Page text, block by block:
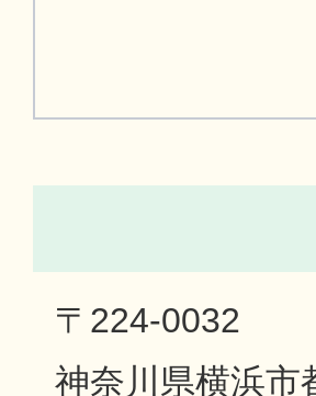
〒224-0032
神奈川県横浜市